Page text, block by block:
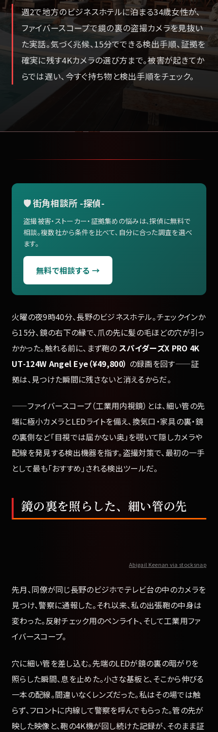
週2で地方のビジネスホテルに泊まる34歳女性が、
ファイバースコープで鏡の裏の盗撮カメラを見抜い
た実話。気づく兆候、15分でできる検出手順、証拠を
確実に残す4Kカメラの選び方まで。被害が起きてか
らでは遅い、今すぐ持ち物と検出手順をチェック。
🛡️ 街角相談所 -探偵-
盗撮被害・ストーカー・証拠集めの悩みは、探偵に無料で
相談。複数社から条件を比べて、自分に合った調査を選べ
ます。
無料で相談する →
火曜の夜9時40分、長野のビジネスホテル。チェックインか
ら15分、鏡の右下の縁で、爪の先に髪の毛ほどの穴が引っ
かかった。触れる前に、まず鞄のスパイダーズX PRO 4K
UT-124W Angel Eye（¥49,800） の録画を回す——証
拠は、見つけた瞬間に残さないと消えるからだ。
——ファイバースコープ（工業用内視鏡）とは、細い管の先
端に極小カメラとLEDライトを備え、換気口・家具の裏・鏡
の裏側など「目視では届かない奥」を覗いて隠しカメラや
配線を発見する検出機器を指す。盗撮対策で、最初の一手
として最も「おすすめ」される検出ツールだ。
鏡の裏を照らした、細い管の先
Abigail Keenan via stocksnap
先月、同僚が同じ長野のビジホでテレビ台の中のカメラを
見つけ、警察に通報した。それ以来、私の出張鞄の中身は
変わった。反射チェック用のペンライト、そして工業用ファ
イバースコープ。
穴に細い管を差し込む。先端のLEDが鏡の裏の暗がりを
照らした瞬間、息を止めた。小さな基板と、そこから伸びる
一本の配線。間違いなくレンズだった。私はその場では触
らず、フロントに内線して警察を呼んでもらった。管の先が
映した映像と、鞄の4K機が回し続けた記録が、そのまま証